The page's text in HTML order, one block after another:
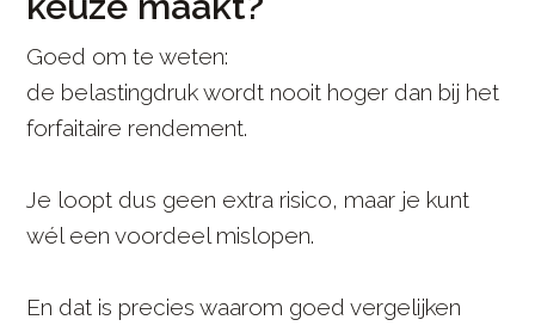
Goed om te weten:
de belastingdruk wordt nooit hoger dan bij het
forfaitaire rendement.
Je loopt dus geen extra risico, maar je kunt
wél een voordeel mislopen.
En dat is precies waarom goed vergelijken